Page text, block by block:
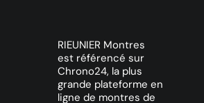
RIEUNIER Montres
est référencé sur
Chrono24, la plus
grande plateforme en
ligne de montres de